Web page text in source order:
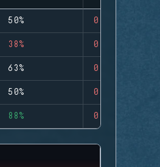
50% 0
38% 0
63% 0
50% 0
88% 0